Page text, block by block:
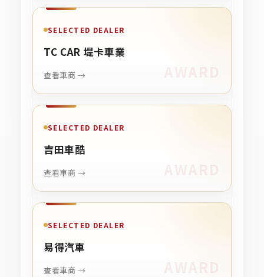
SELECTED DEALER
TC CAR 堤卡車業
查看車商 →
SELECTED DEALER
吉田車酷
查看車商 →
SELECTED DEALER
易得汽車
查看車商 →